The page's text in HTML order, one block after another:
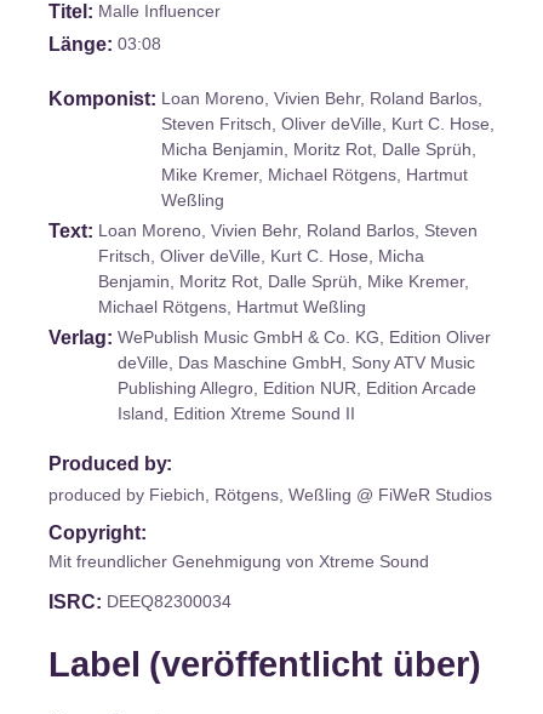
Titel Malle Influencer
Länge 03:08
Komponist
Loan Moreno, Vivien Behr, Roland Barlos,
Steven Fritsch, Oliver deVille, Kurt C. Hose,
Micha Benjamin, Moritz Rot, Dalle Sprüh,
Mike Kremer, Michael Rötgens, Hartmut
Weßling
Text
Loan Moreno, Vivien Behr, Roland Barlos, Steven
Fritsch, Oliver deVille, Kurt C. Hose, Micha
Benjamin, Moritz Rot, Dalle Sprüh, Mike Kremer,
Michael Rötgens, Hartmut Weßling
Verlag
WePublish Music GmbH & Co. KG, Edition Oliver
deVille, Das Maschine GmbH, Sony ATV Music
Publishing Allegro, Edition NUR, Edition Arcade
Island, Edition Xtreme Sound II
Produced by:
produced by Fiebich, Rötgens, Weßling @ FiWeR Studios
Copyright:
Mit freundlicher Genehmigung von Xtreme Sound
ISRC DEEQ82300034
Label (veröffentlicht über)